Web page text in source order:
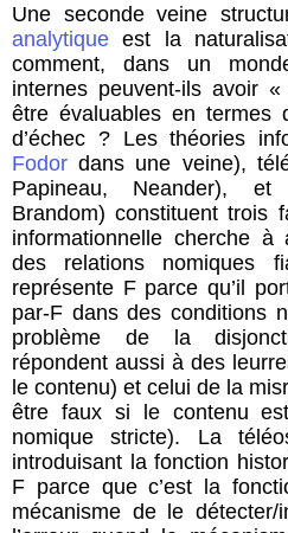
Une seconde veine
analytique est la
comment, dans un
internes peuvent-ils avoir
être évaluables en termes
d’échec ? Les théories
Fodor dans une veine),
Papineau, Neander), et
Brandom) constituent trois
informationnelle cherche
des relations nomiques
représente F parce qu’il
par-F dans des conditions
problème de la
répondent aussi à des
le contenu) et celui de la
être faux si le contenu
nomique stricte). La
introduisant la fonction
F parce que c’est la
mécanisme de le